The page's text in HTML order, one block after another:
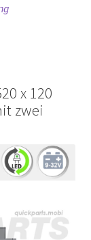
x 120
zwei